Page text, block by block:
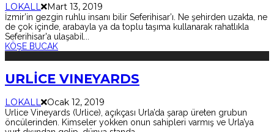
LOKALL Mart 13, 2019
İzmir’in gezgin ruhlu insanı bilir Seferihisar’ı. Ne şehirden uzakta, ne
de çok içinde, arabayla ya da toplu taşıma kullanarak rahatlıkla
Seferihisar'a ulaşabil
KÖŞE BUCAK
URLİCE VINEYARDS
LOKALL Ocak 12, 2019
Urlice Vineyards (Urlice), açıkçası Urla’da şarap üreten grubun
öncülerinden. Kimseler yokken onun sahipleri varmış ve Urla’ya